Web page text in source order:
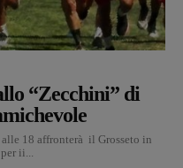
“Zecchini” di
18 affronterà il Grosseto in
ii...